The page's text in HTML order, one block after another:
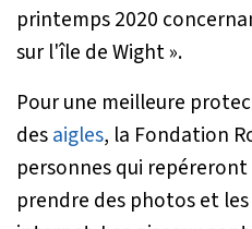
printemps 2020
sur l'île de Wight ».
Pour une meilleure
desaigles, la Fondation
personnes qui repéreront
prendre des photos et